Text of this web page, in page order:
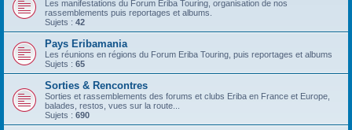
Les manifestations du Forum Eriba Touring, organisation de nos
rassemblements puis reportages et albums.
Sujets : 42
Pays Eribamania
Les réunions en régions du Forum Eriba Touring, puis reportages et albums
Sujets : 65
Sorties & Rencontres
Sorties et rassemblements des forums et clubs Eriba en France et Europe,
balades, restos, vues sur la route...
Sujets : 690